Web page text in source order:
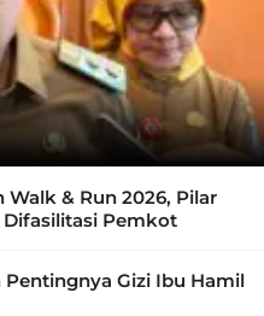
& Run 2026, Pilar
Difasilitasi Pemkot
Pentingnya Gizi Ibu Hamil